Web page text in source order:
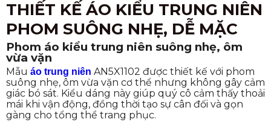
THIẾT KẾ ÁO KIỂU TRUNG NIÊN
PHOM SUÔNG NHẸ, DỄ MẶC
Phom áo kiểu trung niên suông nhẹ, ôm
vừa vặn
Mẫu áo trung niên AN5X1102 được thiết kế với phom
suông nhẹ, ôm vừa vặn cơ thể nhưng không gây cảm
giác bó sát. Kiểu dáng này giúp quý cô cảm thấy thoải
mái khi vận động, đồng thời tạo sự cân đối và gọn
gàng cho tổng thể trang phục.